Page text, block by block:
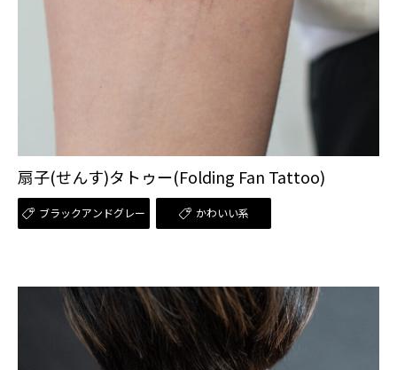
扇子(せんす)タトゥー(Folding Fan Tattoo)
ブラックアンドグレー かわいい系